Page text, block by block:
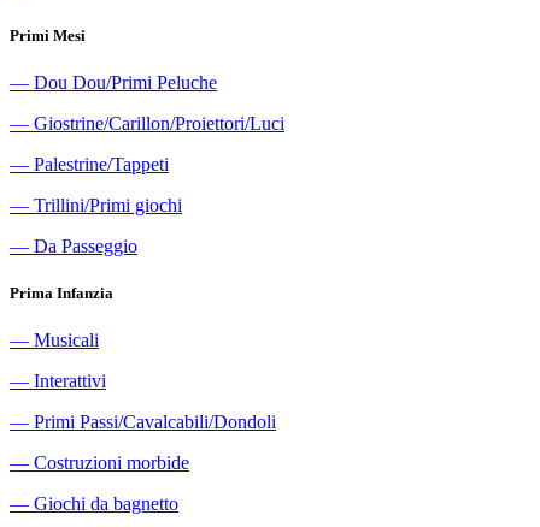
Primi Mesi
― Dou Dou/Primi Peluche
― Giostrine/Carillon/Proiettori/Luci
― Palestrine/Tappeti
― Trillini/Primi giochi
― Da Passeggio
Prima Infanzia
― Musicali
― Interattivi
― Primi Passi/Cavalcabili/Dondoli
― Costruzioni morbide
― Giochi da bagnetto